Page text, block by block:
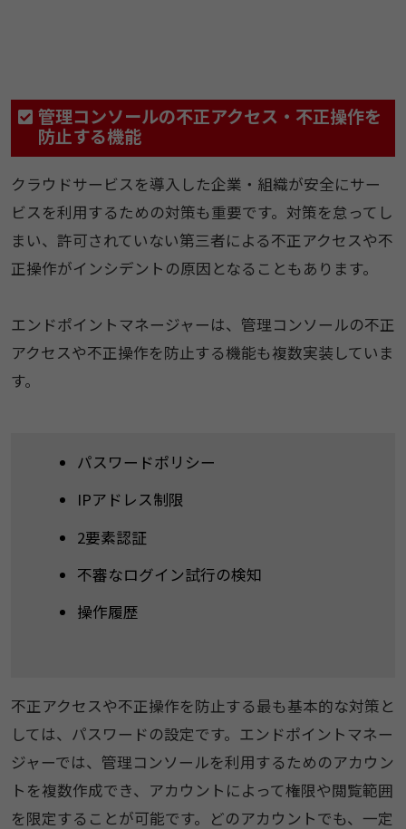
管理コンソールの不正アクセス・不正操作を
防止する機能
クラウドサービスを導入した企業・組織が安全にサー
ビスを利用するための対策も重要です。対策を怠ってし
まい、許可されていない第三者による不正アクセスや不
正操作がインシデントの原因となることもあります。
エンドポイントマネージャーは、管理コンソールの不正
アクセスや不正操作を防止する機能も複数実装していま
す。
パスワードポリシー
IPアドレス制限
2要素認証
不審なログイン試行の検知
操作履歴
不正アクセスや不正操作を防止する最も基本的な対策と
しては、パスワードの設定です。エンドポイントマネー
ジャーでは、管理コンソールを利用するためのアカウン
トを複数作成でき、アカウントによって権限や閲覧範囲
を限定することが可能です。どのアカウントでも、一定